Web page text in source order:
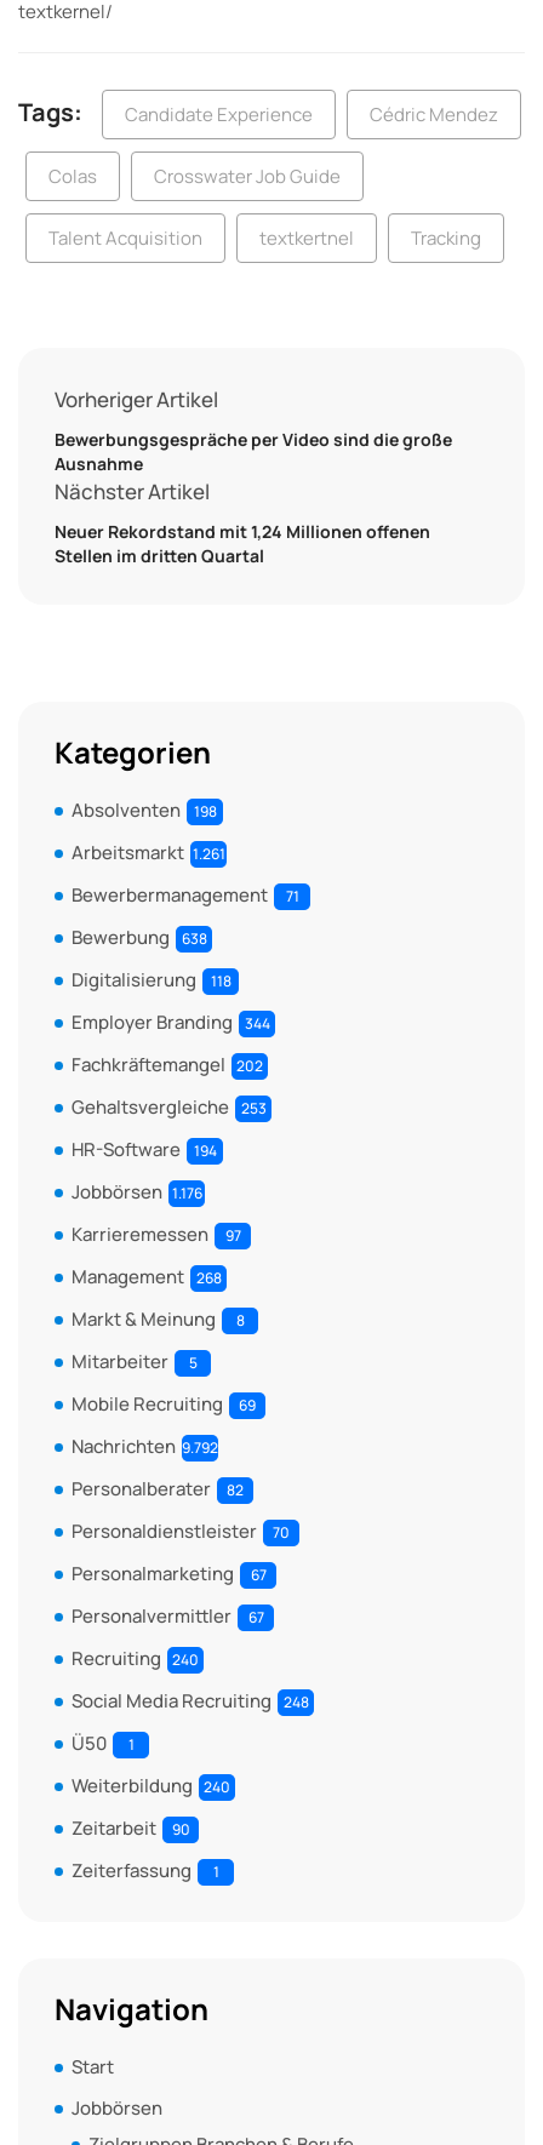
textkernel/
Tags: Candidate Experience Cédric Mendez
Colas Crosswater Job Guide
Talent Acquisition textkertnel Tracking
Vorheriger Artikel
Bewerbungsgespräche per Video sind die große
Ausnahme
Nächster Artikel
Neuer Rekordstand mit 1,24 Millionen offenen
Stellen im dritten Quartal
Kategorien
Absolventen 198
Arbeitsmarkt 1.261
Bewerbermanagement 71
Bewerbung 638
Digitalisierung 118
Employer Branding 344
Fachkräftemangel 202
Gehaltsvergleiche 253
HR-Software 194
Jobbörsen 1.176
Karrieremessen 97
Management 268
Markt & Meinung 8
Mitarbeiter 5
Mobile Recruiting 69
Nachrichten 9.792
Personalberater 82
Personaldienstleister 70
Personalmarketing 67
Personalvermittler 67
Recruiting 240
Social Media Recruiting 248
Ü50 1
Weiterbildung 240
Zeitarbeit 90
Zeiterfassung 1
Navigation
Start
Jobbörsen